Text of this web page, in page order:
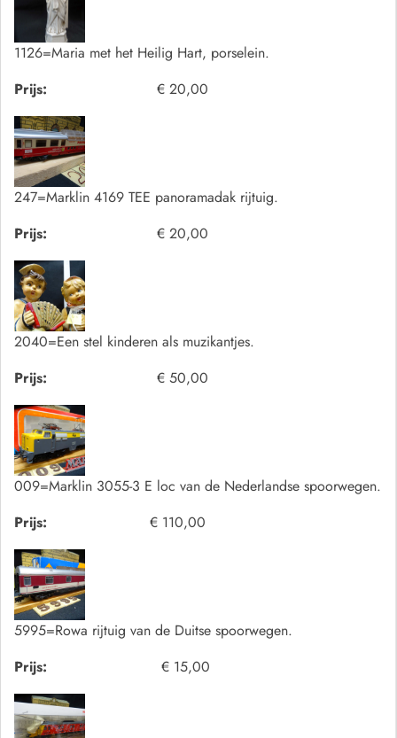
1126=Maria met het Heilig Hart, porselein.
Prijs:
€ 20,00
247=Marklin 4169 TEE panoramadak rijtuig.
Prijs:
€ 20,00
2040=Een stel kinderen als muzikantjes.
Prijs:
€ 50,00
009=Marklin 3055-3 E loc van de Nederlandse spoorwegen.
Prijs:
€ 110,00
5995=Rowa rijtuig van de Duitse spoorwegen.
Prijs:
€ 15,00